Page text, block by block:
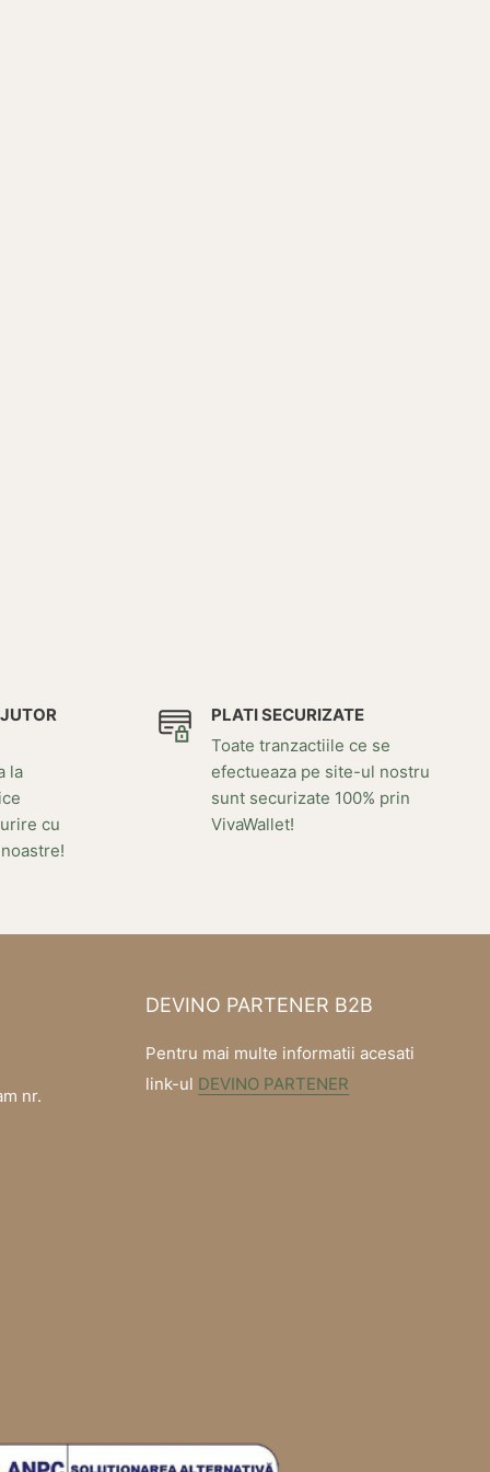
la
cu
PLATI SECURIZATE
Toate tranzactiile ce se
efectueaza pe site-ul nostru
sunt securizate 100% prin
VivaWallet!
nr.
DEVINO PARTENER B2B
Pentru mai multe informatii acesati
link-ul DEVINO PARTENER